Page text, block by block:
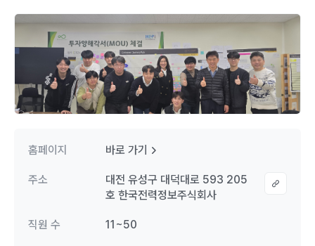
홈페이지 바로 가기
주소
대전 유성구 대덕대로 593 205
호 한국전력정보주식회사
직원 수 11~50